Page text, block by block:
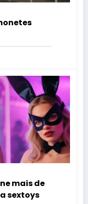
mais de
sextoys